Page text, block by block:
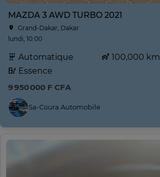
MAZDA 3 AWD TURBO 2021
Grand-Dakar, Dakar
lundi, 10:00
Automatique
100,000 km
Essence
9 950 000 F CFA
Sa-Coura Automobile